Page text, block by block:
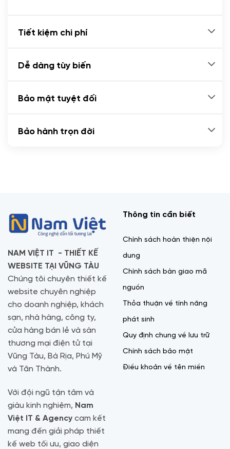
Tiết kiệm chi phí
Dễ dàng tùy biến
Bảo mật tuyệt đối
Bảo hành trọn đời
NAM VIỆT IT - THIẾT KẾ
WEBSITE TẠI VŨNG TÀU
Chúng tôi chuyên thiết kế
website chuyên nghiệp
cho doanh nghiệp, khách
sạn, nhà hàng, công ty,
cửa hàng bán lẻ và sàn
thương mại điện tử tại
Vũng Tàu, Bà Rịa, Phú Mỹ
và Tân Thành.
Với đội ngũ tận tâm và
giàu kinh nghiệm, Nam
Việt IT & Agency cam kết
mang đến giải pháp thiết
kế web tối ưu, giao diện
Thông tin cần biết
Chính sách hoàn thiện nội
dung
Chính sách bàn giao mã
nguồn
Thỏa thuận về tính năng
phát sinh
Quy định chung về lưu trữ
Chính sách bảo mật
Điều khoản về tên miền